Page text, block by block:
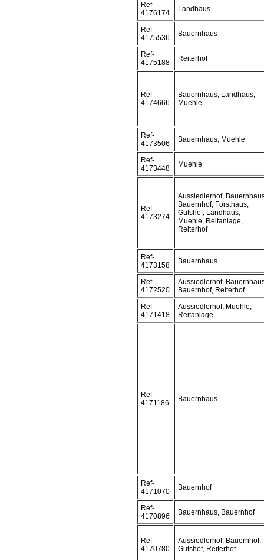
Ref-
4176174
Landhaus
Ref-
4175536
Bauernhaus
Ref-
4175188
Reiterhof
Ref-
4174666
Bauernhaus, Landhaus,
Muehle
Ref-
4173506
Bauernhaus, Muehle
Ref-
4173448
Muehle
Ref-
4173274
Aussiedlerhof,
Bauernhof, Forsthaus,
Gutshof, Landhaus,
Muehle, Reitanlage,
Reiterhof
Ref-
4173158
Bauernhaus
Ref-
4172520
Aussiedlerhof,
Bauernhof, Reiterhof
Ref-
4171418
Aussiedlerhof, Muehle,
Reitanlage
Ref-
4171186
Bauernhaus
Ref-
4171070
Bauernhof
Ref-
4170896
Bauernhaus, Bauernhof
Ref-
4170780
Aussiedlerhof, Bauernhof,
Gutshof, Reiterhof